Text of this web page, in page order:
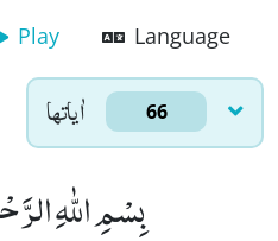
Play Language
اٰياتها 66
بِسْمِ اللّٰهِ